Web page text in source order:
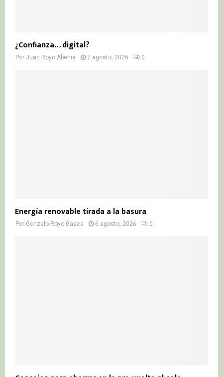
¿Confianza… digital?
Por Juan Royo Abenia 7 agosto, 2026 0
Energía renovable tirada a la basura
Por Gonzalo Royo Gasca 6 agosto, 2026 0